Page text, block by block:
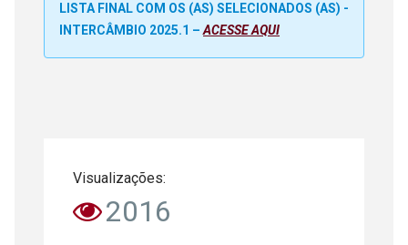
LISTA FINAL COM OS (AS) SELECIONADOS (AS) -
INTERCÂMBIO 2025.1 – ACESSE AQUI
Visualizações:
2016